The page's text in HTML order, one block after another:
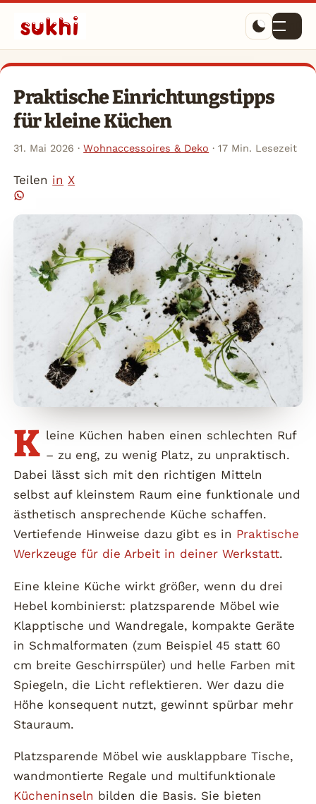
Menü
Praktische Einrichtungstipps
für kleine Küchen
31. Mai 2026 ·Wohnaccessoires & Deko ·17 Min. Lesezeit
Teilen in X
K leine Küchen haben einen schlechten Ruf
– zu eng, zu wenig Platz, zu unpraktisch.
Dabei lässt sich mit den richtigen Mitteln
selbst auf kleinstem Raum eine funktionale und
ästhetisch ansprechende Küche schaffen.
Vertiefende Hinweise dazu gibt es in Praktische
Werkzeuge für die Arbeit in deiner Werkstatt.
Eine kleine Küche wirkt größer, wenn du drei
Hebel kombinierst: platzsparende Möbel wie
Klapptische und Wandregale, kompakte Geräte
in Schmalformaten (zum Beispiel 45 statt 60
cm breite Geschirrspüler) und helle Farben mit
Spiegeln, die Licht reflektieren. Wer dazu die
Höhe konsequent nutzt, gewinnt spürbar mehr
Stauraum.
Platzsparende Möbel wie ausklappbare Tische,
wandmontierte Regale und multifunktionale
Kücheninseln bilden die Basis. Sie bieten